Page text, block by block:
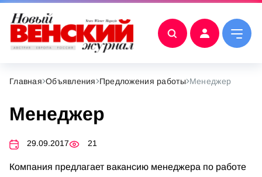
Главная Объявления Предложения работы Менеджер
Менеджер
29.09.2017 21
Компания предлагает вакансию менеджера по работе